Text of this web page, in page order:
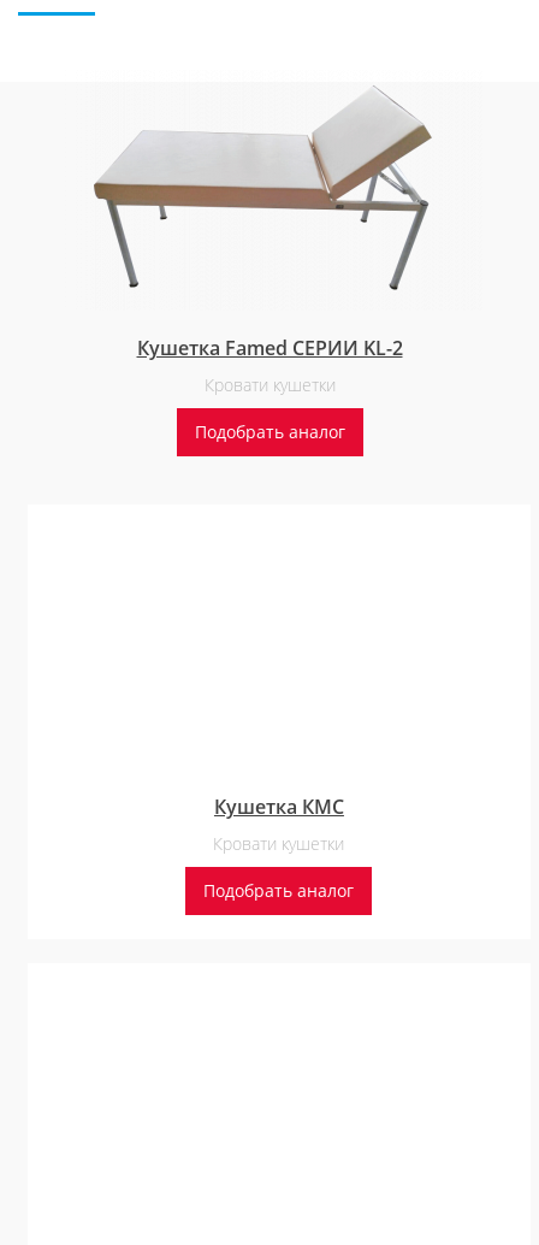
Кушетка Famed СЕРИИ KL-2
Кровати кушетки
Подобрать аналог
Кушетка КМС
Кровати кушетки
Подобрать аналог